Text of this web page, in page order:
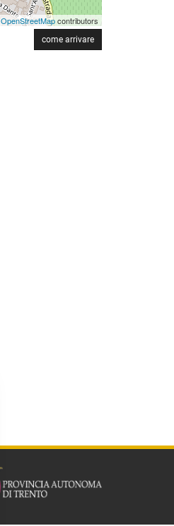
OpenStreetMapcontributors
come arrivare